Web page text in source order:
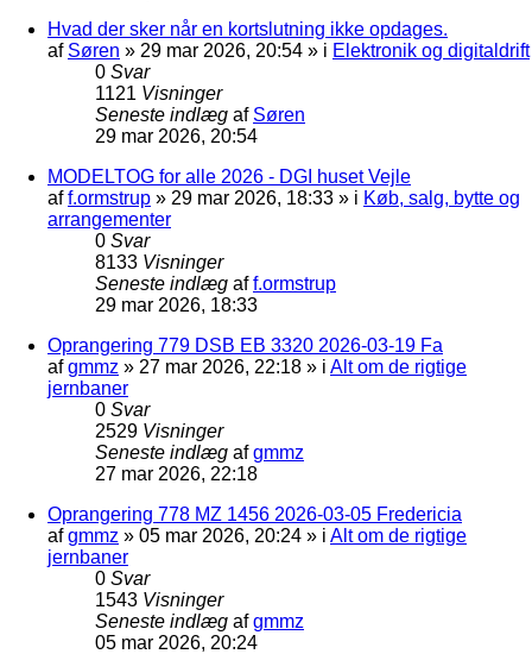
Hvad der sker når en kortslutning ikke opdages.
af Søren » 29 mar 2026, 20:54 » i Elektronik og digitaldrift
0 Svar
1121 Visninger
Seneste indlæg af Søren
29 mar 2026, 20:54
MODELTOG for alle 2026 - DGI huset Vejle
aff.ormstrup » 29 mar 2026, 18:33 » i Køb, salg, bytte og
arrangementer
0 Svar
8133 Visninger
Seneste indlæg aff.ormstrup
29 mar 2026, 18:33
Oprangering 779 DSB EB 3320 2026-03-19 Fa
afgmmz » 27 mar 2026, 22:18 » i Alt om de rigtige
jernbaner
0 Svar
2529 Visninger
Seneste indlæg afgmmz
27 mar 2026, 22:18
Oprangering 778 MZ 1456 2026-03-05 Fredericia
afgmmz » 05 mar 2026, 20:24 » i Alt om de rigtige
jernbaner
0 Svar
1543 Visninger
Seneste indlæg afgmmz
05 mar 2026, 20:24